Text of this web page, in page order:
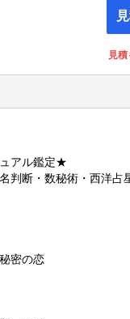
見
アル鑑定★
判断・数秘術・西洋占
密の恋